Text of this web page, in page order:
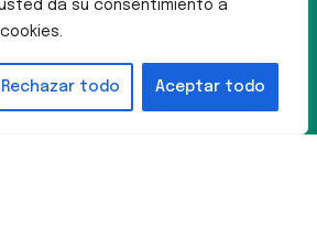
da su consentimiento a
Rechazar todo Aceptar todo